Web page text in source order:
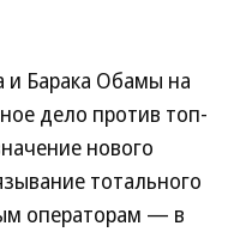
и Барака Обамы на
дело против топ-
нового
тотального
операторам — в